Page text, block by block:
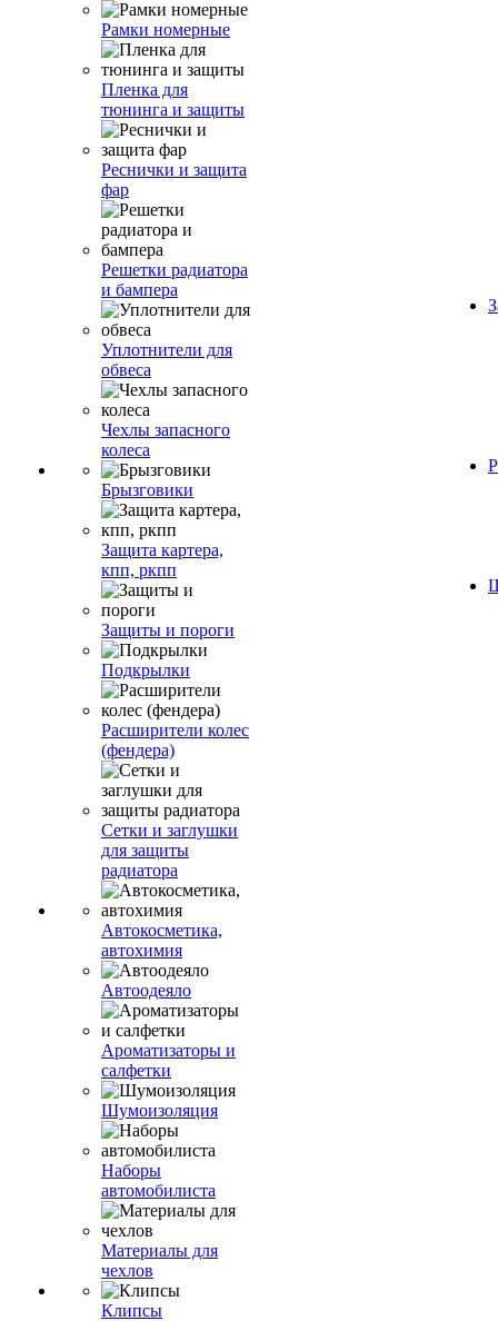
Рамки номерные
Пленка для
тюнинга и защиты
Реснички и защита
фар
Решетки радиатора
и бампера
Уплотнители для
обвеса
Чехлы запасного
колеса
Брызговики
Защита картера,
кпп, ркпп
Защиты и пороги
Подкрылки
Расширители колес
(фендера)
Сетки и заглушки
для защиты
радиатора
Автокосметика,
автохимия
Автоодеяло
Ароматизаторы и
салфетки
Шумоизоляция
Наборы
автомобилиста
Материалы для
чехлов
Клипсы